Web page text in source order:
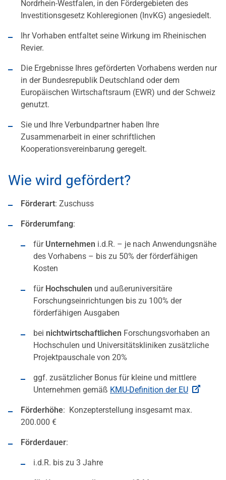
Nordrhein-Westfalen, in den Fördergebieten des
Investitionsgesetz Kohleregionen (InvKG) angesiedelt.
Ihr Vorhaben entfaltet seine Wirkung im Rheinischen
Revier.
Die Ergebnisse Ihres geförderten Vorhabens werden nur
in der Bundesrepublik Deutschland oder dem
Europäischen Wirtschaftsraum (EWR) und der Schweiz
genutzt.
Sie und Ihre Verbundpartner haben Ihre
Zusammenarbeit in einer schriftlichen
Kooperationsvereinbarung geregelt.
Wie wird gefördert?
Förderart: Zuschuss
Förderumfang:
für Unternehmen i.d.R. – je nach Anwendungsnähe
des Vorhabens – bis zu 50% der förderfähigen
Kosten
für Hochschulen und außeruniversitäre
Forschungseinrichtungen bis zu 100% der
förderfähigen Ausgaben
bei nichtwirtschaftlichen Forschungsvorhaben an
Hochschulen und Universitätskliniken zusätzliche
Projektpauschale von 20%
ggf. zusätzlicher Bonus für kleine und mittlere
Unternehmen gemäß KMU-Definition der EU
Förderhöhe: Konzepterstellung insgesamt max.
200.000 €
Förderdauer:
i.d.R. bis zu 3 Jahre